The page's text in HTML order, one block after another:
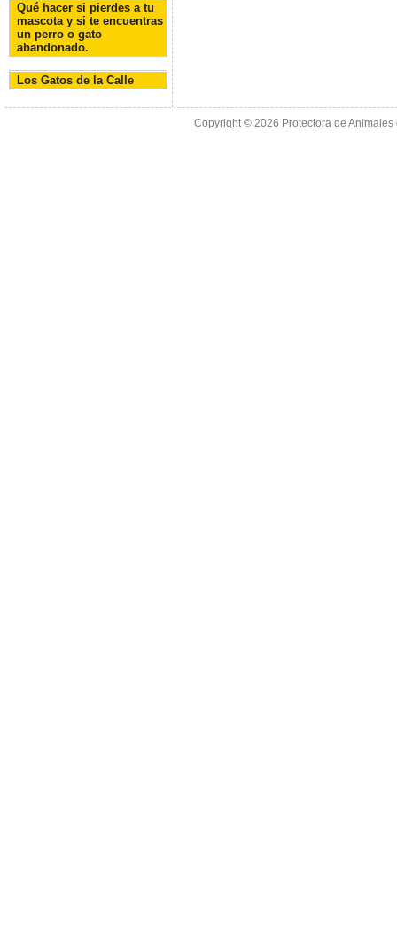
Qué hacer si pierdes a tu
mascota y si te encuentras
un perro o gato
abandonado.
Los Gatos de la Calle
Copyright © 2026 Protectora de Animales